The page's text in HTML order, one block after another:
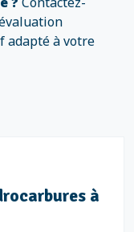
adapté à votre
à